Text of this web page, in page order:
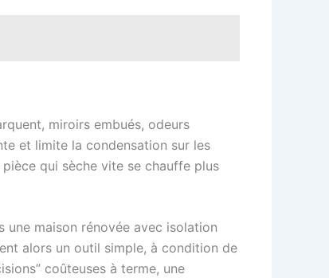
miroirs embués, odeurs
et limite la condensation sur les
qui sèche vite se chauffe plus
maison rénovée avec isolation
alors un outil simple, à condition de
coûteuses à terme, une